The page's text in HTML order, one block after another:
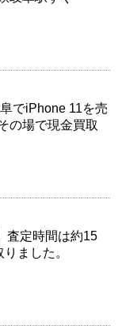
でiPhone 11を売
の場で現金買取
査定時間は約15
ました。